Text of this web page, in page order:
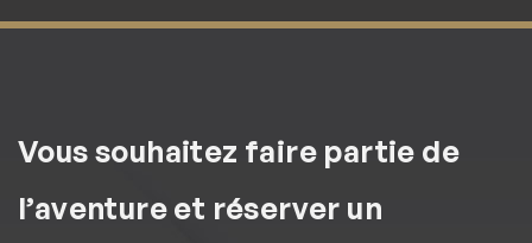
Vous souhaitez faire partie de
l’aventure et réserver un